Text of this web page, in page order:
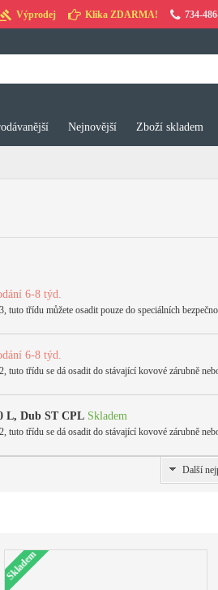
Výprodej Klika ZDARMA! 734-
Nejnovější Zboží skladem
6-8 týd.
třídu můžete osadit pouze do speciálních
6-8 týd.
třídu se dá osadit do stávající kovové zárubně
L, Dub ST CPL Skladem
třídu se dá osadit do stávající kovové zárubně
Další
Skladem